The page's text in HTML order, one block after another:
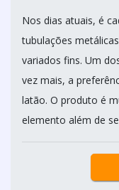
Nos dias atuais, é
tubulações
variados fins. Um
vez mais, a
latão. O produto é
elemento além de